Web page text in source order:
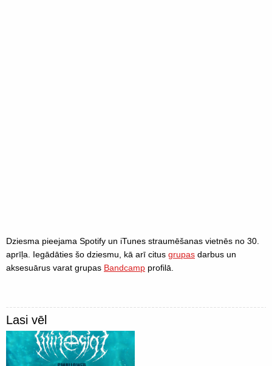
Dziesma pieejama Spotify un iTunes straumēšanas vietnēs no 30.
aprīļa. Iegādāties šo dziesmu, kā arī citus grupas darbus un
aksesuārus varat grupas Bandcamp profilā.
Lasi vēl